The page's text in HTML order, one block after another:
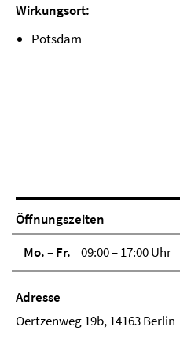
Wirkungsort:
Potsdam
Öffnungszeiten
Mo. – Fr.
09:00 – 17:00 Uhr
Adresse
Oertzenweg 19b, 14163 Berlin